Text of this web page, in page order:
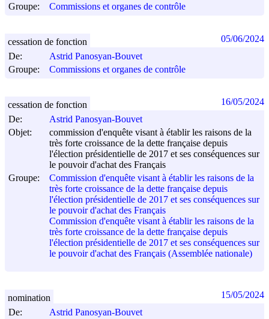
Groupe:
Commissions et organes de contrôle
De:
Astrid Panosyan-Bouvet
Groupe:
Commissions et organes de contrôle
cessation de fonction 05/06/2024
De:
Astrid Panosyan-Bouvet
Objet:
commission d'enquête visant à établir les raisons de la
très forte croissance de la dette française depuis
l'élection présidentielle de 2017 et ses conséquences sur
le pouvoir d'achat des Français
Groupe:
Commission d'enquête visant à établir les raisons de la
très forte croissance de la dette française depuis
l'élection présidentielle de 2017 et ses conséquences sur
le pouvoir d'achat des Français
Commission d'enquête visant à établir les raisons de la
très forte croissance de la dette française depuis
l'élection présidentielle de 2017 et ses conséquences sur
le pouvoir d'achat des Français (Assemblée nationale)
cessation de fonction 16/05/2024
De:
Astrid Panosyan-Bouvet
nomination 15/05/2024